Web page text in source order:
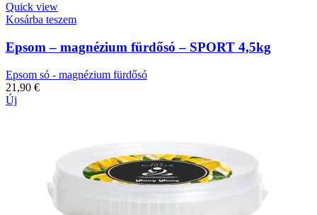
Quick view
Kosárba teszem
Epsom – magnézium fürdősó – SPORT 4,5kg
Epsom só - magnézium fürdősó
21,90 €
Új